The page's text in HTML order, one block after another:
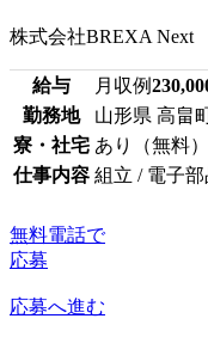
株式会社BREXA Next
給与 月収例
勤務地
山形県 高畠
寮・社宅 あり（無料）
仕事内容 組立 / 電子
無料電話で
応募
応募へ進む